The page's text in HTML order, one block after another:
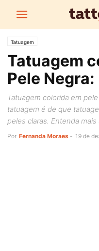
Tatuagem
Tatuagem
Pele
Tatuagem colorida em
tatuagem é de que
peles claras. Entenda
Por Fernanda Moraes - 19 de